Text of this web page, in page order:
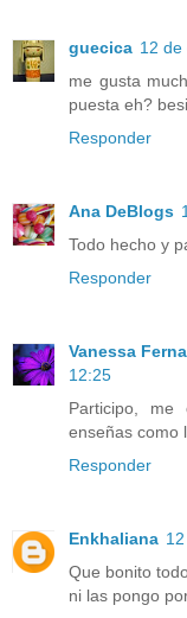
guecica 12 de
me gusta
puesta eh?
Responder
Ana DeBlogs
Todo hecho y
Responder
Vanessa
12:25
Participo,
enseñas como
Responder
Enkhaliana
Que bonito
ni las pongo